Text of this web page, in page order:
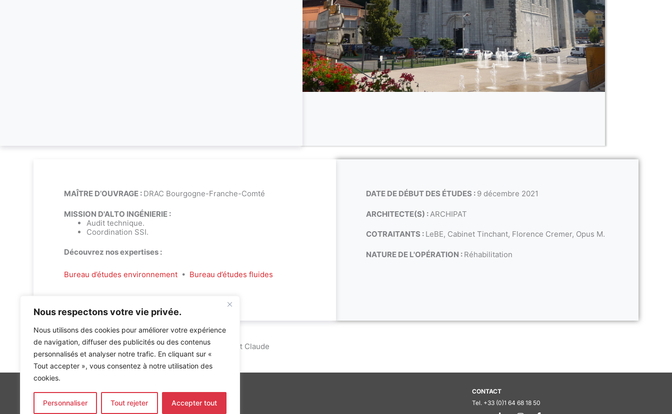
Nous respectons votre vie privée.
Nous utilisons des cookies pour améliorer votre expérience
de navigation, diffuser des publicités ou des contenus
personnalisés et analyser notre trafic. En cliquant sur «
Tout accepter », vous consentez à notre utilisation des
cookies.
Personnaliser Tout rejeter Accepter tout
DATE DE DÉBUT DES ÉTUDES : 9 décembre 2021
ARCHITECTE(S) :ARCHIPAT
COTRAITANTS : LeBE, Cabinet Tinchant, Florence Cremer, Opus M.
NATURE DE L'OPÉRATION : Réhabilitation
MAÎTRE D’OUVRAGE : DRAC Bourgogne-Franche-Comté
MISSION D'ALTO INGÉNIERIE :
Audit technique.
Coordination SSI.
Découvrez nos expertises :
Bureau d’études environnement• Bureau d’études fluides
Accueil»Références» Audit technique de la Cathédrale Saint Claude
CONTACT
Tel. +33 (0)1 64 68 18 50